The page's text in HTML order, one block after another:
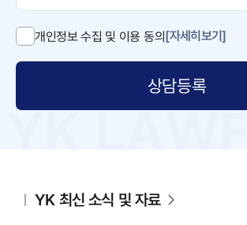
개인정보 수집 및 이용 동의[자세히보기]
상담등록
YK 최신 소식 및 자료